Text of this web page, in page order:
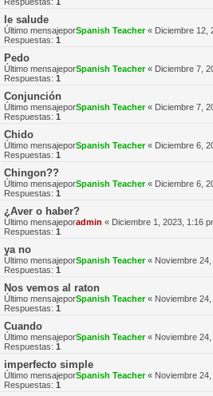
le salude
Último mensajeporSpanish Teacher« Diciembre 12,
Respuestas: 1
Pedo
Último mensajeporSpanish Teacher« Diciembre 7,
Respuestas: 1
Conjunción
Último mensajeporSpanish Teacher« Diciembre 7,
Respuestas: 1
Chido
Último mensajeporSpanish Teacher« Diciembre 6,
Respuestas: 1
Chingon??
Último mensajeporSpanish Teacher« Diciembre 6,
Respuestas: 1
¿Aver o haber?
Último mensajeporadmin « Diciembre 1, 2023, 1:16
Respuestas: 1
ya no
Último mensajeporSpanish Teacher« Noviembre
Respuestas: 1
Nos vemos al raton
Último mensajeporSpanish Teacher« Noviembre
Respuestas: 1
Cuando
Último mensajeporSpanish Teacher« Noviembre
Respuestas: 1
imperfecto simple
Último mensajeporSpanish Teacher« Noviembre
Respuestas: 1